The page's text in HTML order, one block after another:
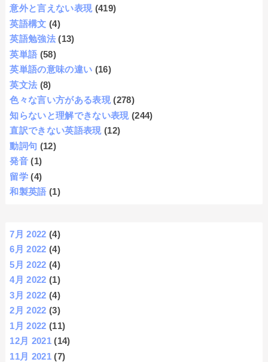
意外と言えない表現 (419)
英語構文 (4)
英語勉強法 (13)
英単語 (58)
英単語の意味の違い (16)
英文法 (8)
色々な言い方がある表現 (278)
知らないと理解できない表現 (244)
直訳できない英語表現 (12)
動詞句 (12)
発音 (1)
留学 (4)
和製英語 (1)
7月 2022 (4)
6月 2022 (4)
5月 2022 (4)
4月 2022 (1)
3月 2022 (4)
2月 2022 (3)
1月 2022 (11)
12月 2021 (14)
11月 2021 (7)